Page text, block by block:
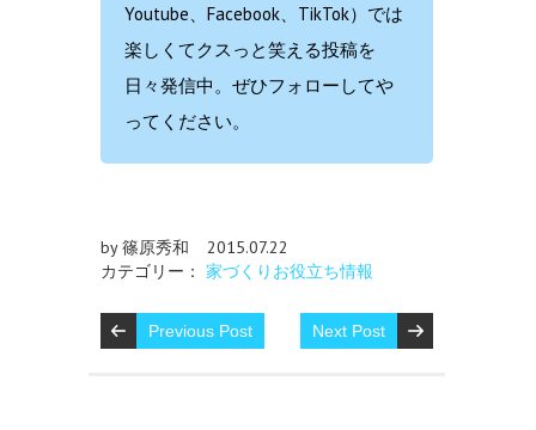
Youtube、Facebook、TikTok）では
楽しくてクスっと笑える投稿を
日々発信中。ぜひフォローしてや
ってください。
by 篠原秀和
2015.07.22
カテゴリー： 家づくりお役立ち情報
Previous Post Next Post